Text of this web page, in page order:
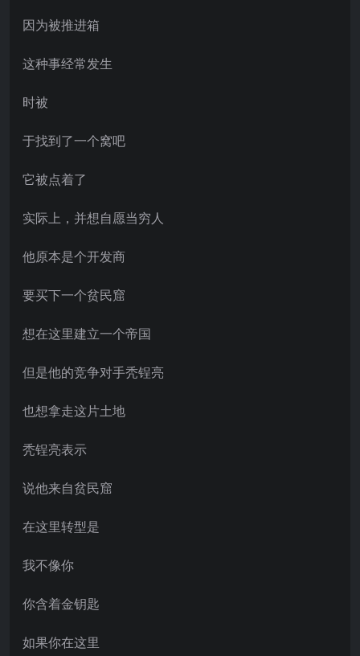
因为被推进箱
这种事经常发生
时被
于找到了一个窝吧
它被点着了
实际上，并想自愿当穷人
他原本是个开发商
要买下一个贫民窟
想在这里建立一个帝国
但是他的竞争对手秃锃亮
也想拿走这片土地
秃锃亮表示
说他来自贫民窟
在这里转型是
我不像你
你含着金钥匙
如果你在这里